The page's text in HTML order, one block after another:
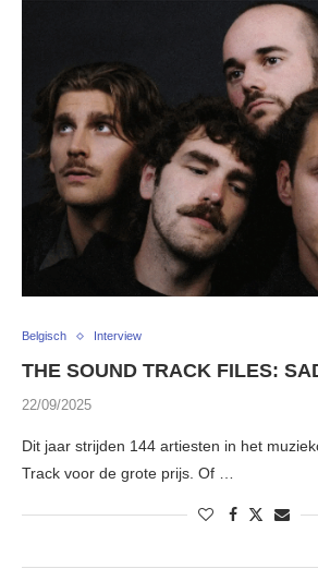
Belgisch Interview
THE SOUND TRACK FILES:
22/09/2025
Dit jaar strijden 144 artiesten in het
Track voor de grote prijs. Of …